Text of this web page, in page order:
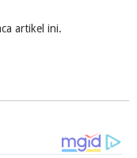
artikel ini.